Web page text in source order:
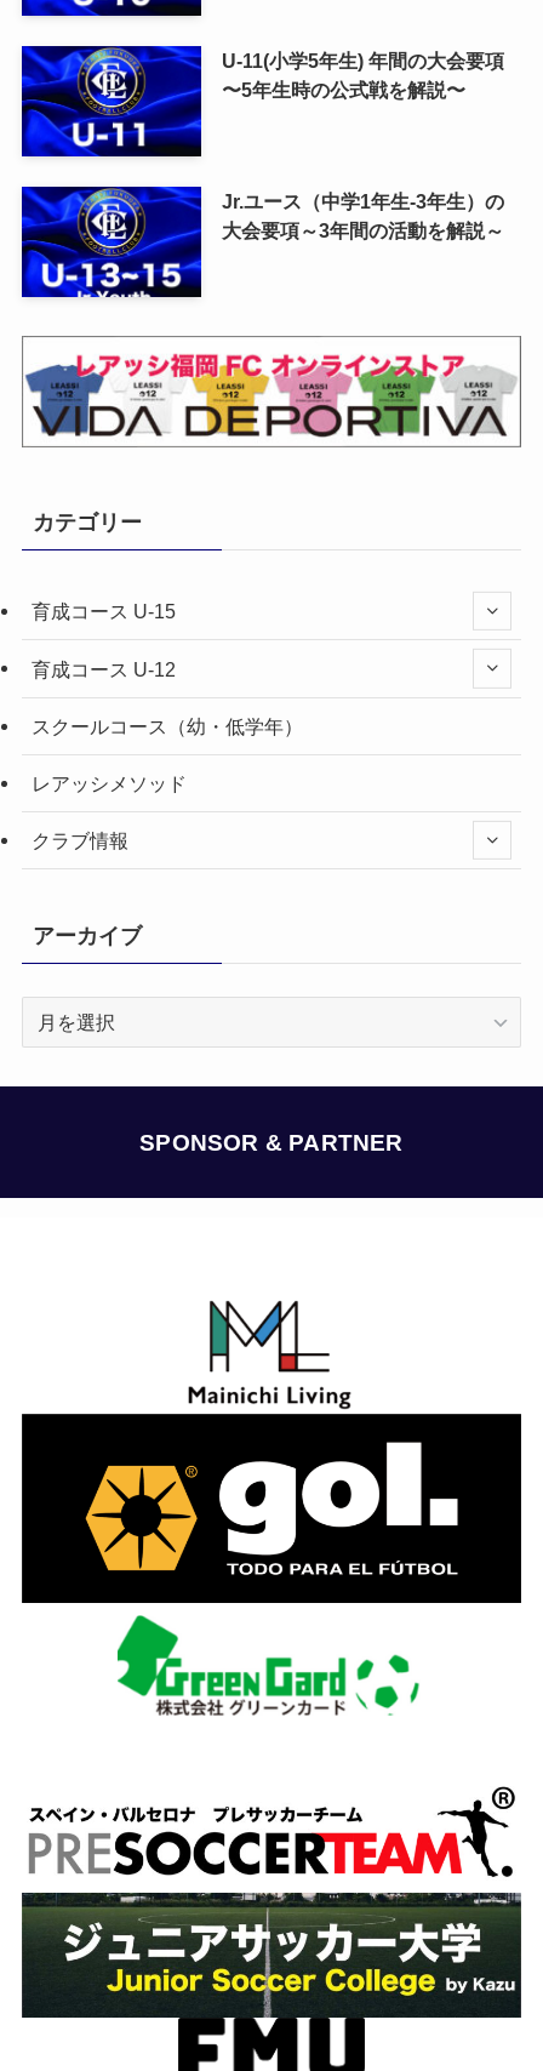
U-11(小学5年生) 年間の大会要項
〜5年生時の公式戦を解説〜
Jr.ユース（中学1年生-3年生）の
大会要項～3年間の活動を解説～
カテゴリー
育成コース U-15
育成コース U-12
スクールコース（幼・低学年）
レアッシメソッド
クラブ情報
アーカイブ
SPONSOR & PARTNER